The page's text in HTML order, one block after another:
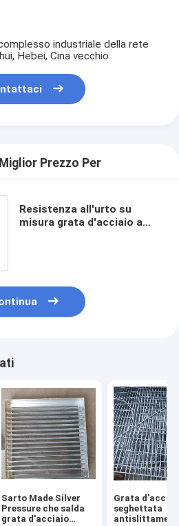
industriale della rete
Hebei, Cina vecchio
Prezzo Per
Resistenza all'urto su
misura grata d'acciaio a
Sarto Made Silver
Pressure che salda
grata d'acciaio
Grata
seghettata